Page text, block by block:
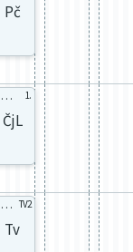
Pč
1. celá 1.
ČjL
1. TVd TV2
Tv